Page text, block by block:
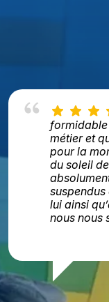
formidable
métier et
pour la
du soleil
lui ainsi
nous nous